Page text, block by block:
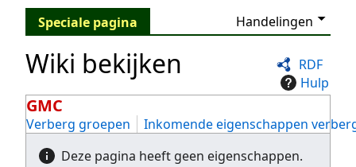
Speciale pagina Handelingen
RDF
Hulp
Wiki bekijken
GMC
Verberg groepen
Inkomende eigenschappen
Deze pagina heeft geen eigenschappen.